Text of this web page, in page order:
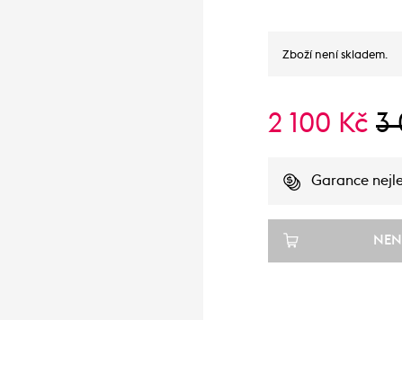
Zboží není skladem.
2 100 Kč 3
Garance